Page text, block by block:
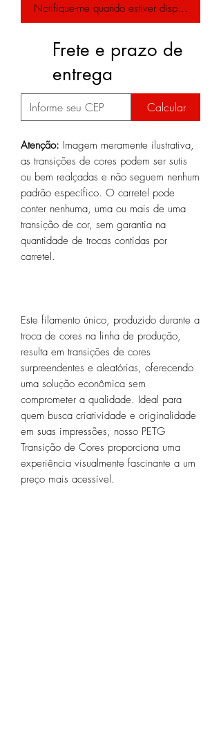
Notifique-me quando estiver disponível
Calcular
Frete e prazo de
entrega
Atenção: Imagem meramente ilustrativa,
as transições de cores podem ser sutis
ou bem realçadas e não seguem nenhum
padrão específico. O carretel pode
conter nenhuma, uma ou mais de uma
transição de cor, sem garantia na
quantidade de trocas contidas por
carretel.
Este filamento único, produzido durante a
troca de cores na linha de produção,
resulta em transições de cores
surpreendentes e aleatórias, oferecendo
uma solução econômica sem
comprometer a qualidade. Ideal para
quem busca criatividade e originalidade
em suas impressões, nosso PETG
Transição de Cores proporciona uma
experiência visualmente fascinante a um
preço mais acessível.